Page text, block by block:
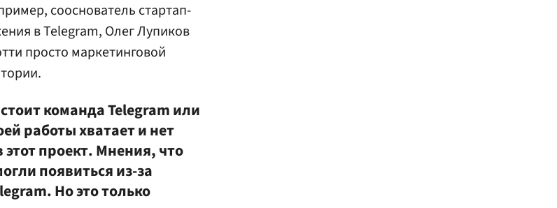
сооснователь стартап-
в Telegram, Олег Лупиков
просто маркетинговой
команда Telegram или
работы хватает и нет
проект. Мнения, что
появиться из-за
Но это только